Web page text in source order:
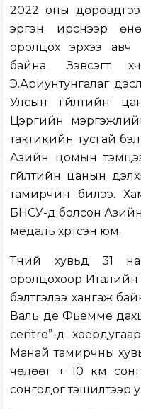
2022 оны
эргэн ирснээр
оролцох эрхээ авч
байна. Зэвсэгт
Э.Ариунтунгалаг
Улсын гүйлтийн
Цэргийн
тактикийн тусгай
Азийн цомын
гүйлтийн цанын
тамирчин билээ.
БНСУ-д болсон
медаль хүртсэн юм.
Түүний хувьд 31
оролцохоор Италийн
бэлтгэлээ хангаж
Валь де Фьемме
centre”-д
Манай тамирчны
чөлөөт + 10 км
сонгодог тэшилтээр